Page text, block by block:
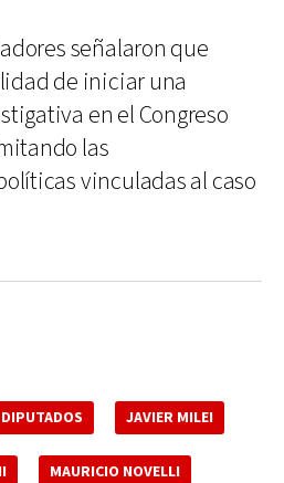
señalaron que
de iniciar una
en el Congreso
las
vinculadas al caso
DIPUTADOS JAVIER MILEI
MAURICIO NOVELLI